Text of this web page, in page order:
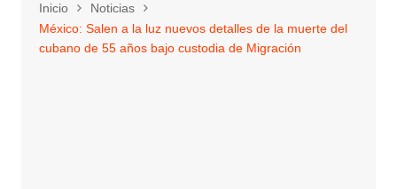
Inicio
Noticias
México: Salen a la luz nuevos detalles de la muerte del
cubano de 55 años bajo custodia de Migración